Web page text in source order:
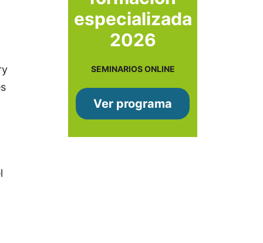
especializada
2026
SEMINARIOS ONLINE
Ver programa